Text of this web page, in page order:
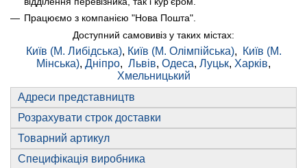
Працюємо з компанією "Нова Пошта".
Доступний самовивіз у таких містах:
Київ (М. Либідська), Київ (М. Олімпійська),
Київ (М.
Мінська), Дніпро, Львів, Одеса, Луцьк, Харків,
Хмельницький
Адреси представництв
Розрахувати строк доставки
Товарний артикул
Специфікація виробника